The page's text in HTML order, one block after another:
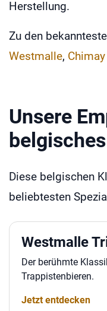
Herstellung.
Zu den
Westmalle, Chimay
Unsere
Diese belgischen
beliebtesten
Westmalle
Der berühmte
Trappistenbieren.
Jetzt entdecken